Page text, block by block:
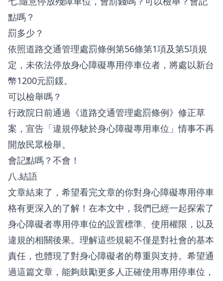
點嗎？
罰多少？
依照道路交通管理處罰條例第56條第1項及第5項規
定，未依法停放身心障礙專用停車位者，將處以新台
幣1200元罰鍰。
可以檢舉嗎？
行政院日前通過《道路交通管理處罰條例》修正草
案，宣告「違規停駛於身心障礙專用車位」情事不再
開放民眾檢舉。
會記點嗎？不會！
八.結語
文章結束了，希望看完文章的你對身心障礙專用停車
格有更深入的了解！在本文中，我們已經一起探索了
身心障礙者專用停車位的設置標準、使用權限，以及
違規的相關後果。理解這些規範不僅是對社會的基本
責任，也體現了對身心障礙者的尊重與支持。希望通
過這篇文章，能夠鼓勵更多人正確使用專用停車位，